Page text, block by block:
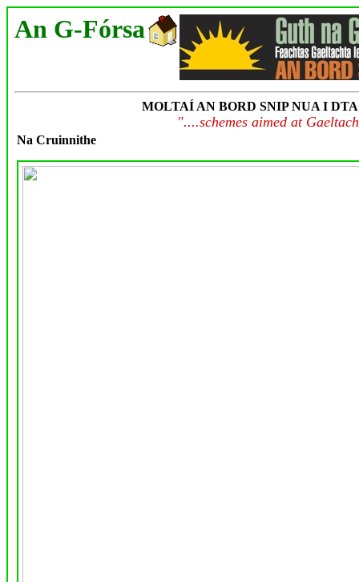
An G-Fórsa
MOLTAÍ AN BORD SNIP NUA I
"....schemes aimed at
Na Cruinnithe